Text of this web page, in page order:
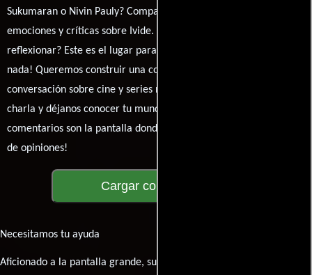
Sukumaran o Nivin Pauly? Comparte tus pensamientos,
emociones y críticas sobre Ivide. ¿Te hizo reír, llorar o
reflexionar? Este es el lugar para expresarlo. ¡No te guardes
nada! Queremos construir una comunidad apasionada donde la
conversación sobre cine y series nunca se detenga. Únete a la
charla y déjanos conocer tu mundo cinematográfico. ¡Los
comentarios son la pantalla donde se proyecta nuestra diversidad
de opiniones!
Cargar comentarios
Necesitamos tu ayuda
Aficionado a la pantalla grande, su participación es clave para hacer